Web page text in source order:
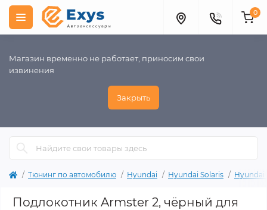
Магазин временно не работает, приносим свои
извинения
Закрыть
0
Тюнинг по автомобилю Hyundai Hyundai Solaris Hyundai
Подлокотник Armster 2, чёрный для